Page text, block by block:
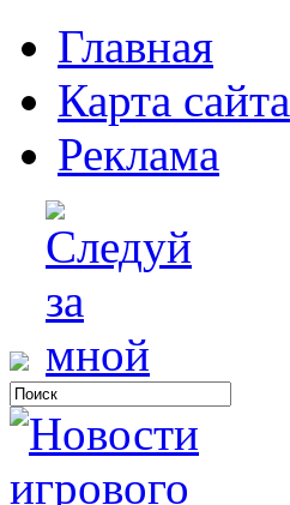
Главная
Карта сайта
Реклама